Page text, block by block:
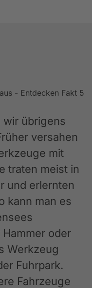
wir übrigens
versahen
mit
traten meist in
und erlernten
kann man es
oder
Werkzeug
Fuhrpark.
Fahrzeuge